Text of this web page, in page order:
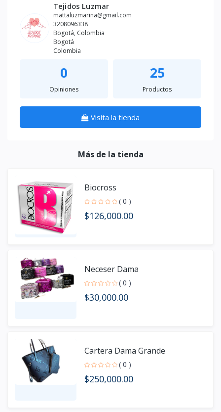
Tejidos Luzmar
mattaluzmarina@gmail.com
3208096338
Bogotá, Colombia
Bogotá
Colombia
0
Opiniones
25
Productos
Visita la tienda
Más de la tienda
Biocross
( 0 )
$126,000.00
Neceser Dama
( 0 )
$30,000.00
Cartera Dama Grande
( 0 )
$250,000.00